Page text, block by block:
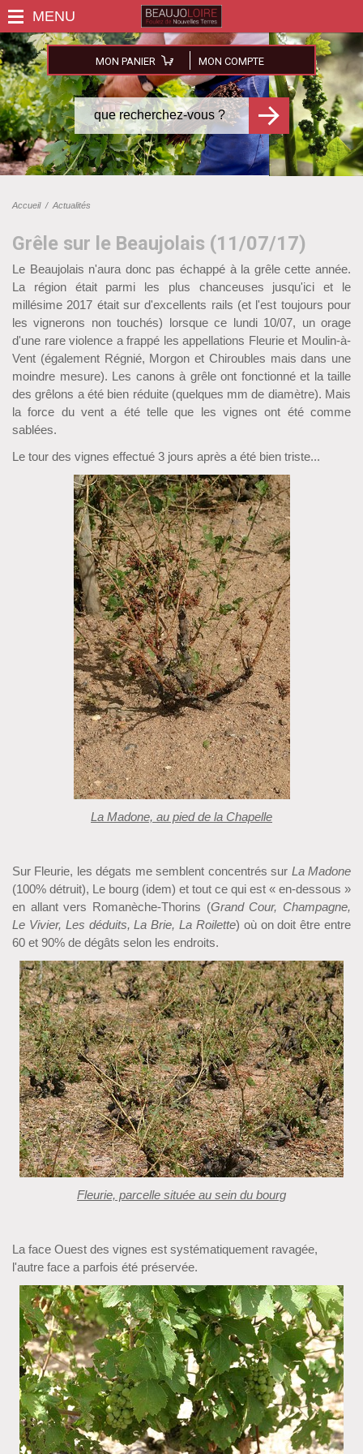
MON PANIER MON COMPTE
Accueil/ Actualités
Grêle sur le Beaujolais (11/07/17)
Le Beaujolais n'aura donc pas échappé à la grêle cette année.
La région était parmi les plus chanceuses jusqu'ici et le
millésime 2017 était sur d'excellents rails (et l'est toujours pour
les vignerons non touchés) lorsque ce lundi 10/07, un orage
d'une rare violence a frappé les appellations Fleurie et Moulin-à-
Vent (également Régnié, Morgon et Chiroubles mais dans une
moindre mesure). Les canons à grêle ont fonctionné et la taille
des grêlons a été bien réduite (quelques mm de diamètre). Mais
la force du vent a été telle que les vignes ont été comme
sablées.
Le tour des vignes effectué 3 jours après a été bien triste...
La Madone, au pied de la Chapelle
Sur Fleurie, les dégats me semblent concentrés sur La Madone
(100% détruit), Le bourg (idem) et tout ce qui est « en-dessous »
en allant vers Romanèche-Thorins (Grand Cour, Champagne,
Le Vivier, Les déduits, La Brie, La Roilette) où on doit être entre
60 et 90% de dégâts selon les endroits.
Fleurie, parcelle située au sein du bourg
La face Ouest des vignes est systématiquement ravagée,
l'autre face a parfois été préservée.